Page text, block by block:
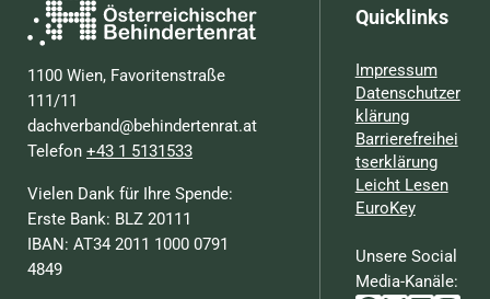
1100 Wien, Favoritenstraße
111/11
dachverband@behindertenrat.at
Telefon+43 1 5131533
Vielen Dank für Ihre Spende:
Erste Bank: BLZ 20111
IBAN: AT34 2011 1000 0791
4849
Quicklinks
Impressum
Datenschutzer
klärung
Barrierefreihei
tserklärung
Leicht Lesen
EuroKey
Unsere Social
Media-Kanäle: